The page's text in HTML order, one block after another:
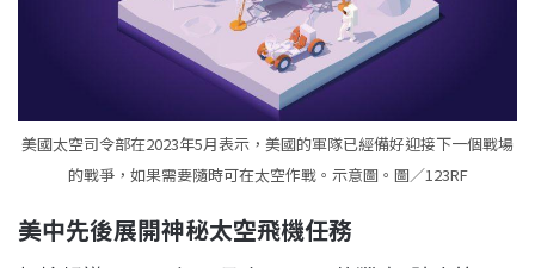
美國太空司令部在2023年5月表示，美國的軍隊已經備好迎接下一個戰場
的戰爭，如果需要隨時可在太空作戰。示意圖。圖／123RF
美中先後展開神秘太空飛機任務